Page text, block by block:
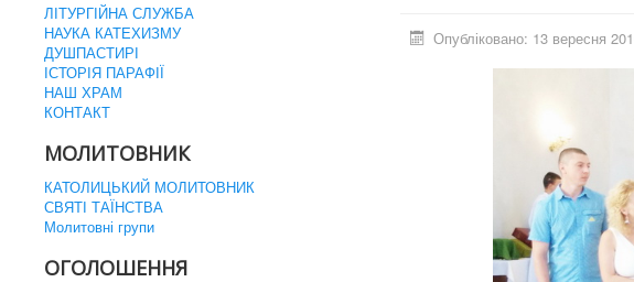
ЛІТУРГІЙНА СЛУЖБА
НАУКА КАТЕХИЗМУ
ДУШПАСТИРІ
ІСТОРІЯ ПАРАФІЇ
НАШ ХРАМ
КОНТАКТ
МОЛИТОВНИК
КАТОЛИЦЬКИЙ МОЛИТОВНИК
СВЯТІ ТАЇНСТВА
Молитовні групи
ОГОЛОШЕННЯ
Опубліковано: 13 вересня